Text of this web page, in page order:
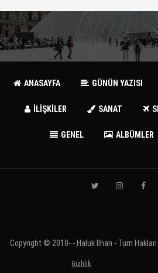
ANASAYFA GÜNÜN YAZISI
İLİŞKİLER SANAT
GENEL ALBÜMLER
Copyright © 2010- - Haluk Ilhan - Tum
Gızlılık